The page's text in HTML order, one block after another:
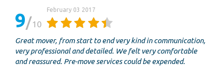
9 10
February 03 2017
Great mover, from start to end very kind in communication,
very professional and detailed. We felt very comfortable
and reassured. Pre-move services could be expended.